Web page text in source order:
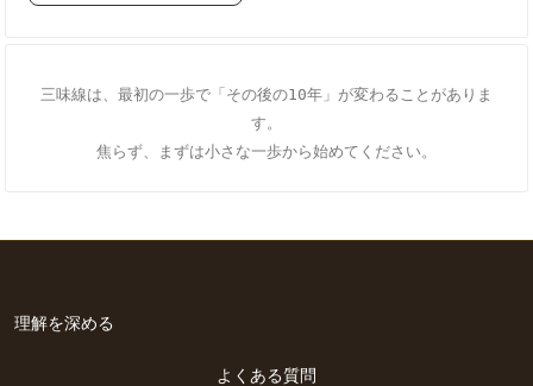
三味線は、最初の一歩で「その後の10年」が変わることがありま
す。
焦らず、まずは小さな一歩から始めてください。
理解を深める
よくある質問